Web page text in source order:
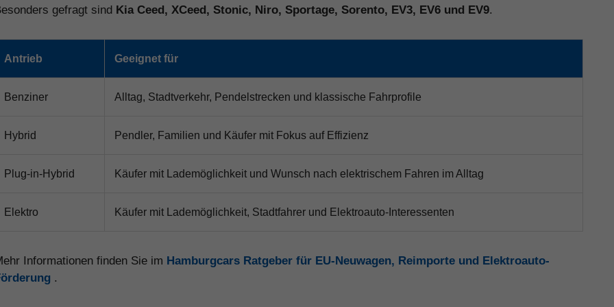
gefragt sind Kia Ceed, XCeed, Stonic, Niro, Sportage, Sorento, EV3, EV6 und EV9.
Antrieb Geeignet für
Benziner Alltag, Stadtverkehr, Pendelstrecken und klassische Fahrprofile
Hybrid Pendler, Familien und Käufer mit Fokus auf Effizienz
Plug-in-Hybrid Käufer mit Lademöglichkeit und Wunsch nach elektrischem Fahren im Alltag
Elektro Käufer mit Lademöglichkeit, Stadtfahrer und Elektroauto-Interessenten
Informationen finden Sie im Hamburgcars Ratgeber für EU-Neuwagen, Reimporte und Elektroauto-
.